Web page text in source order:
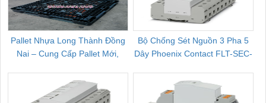
Pallet Nhựa Long Thành Đồng
Nai – Cung Cấp Pallet Mới,
Bộ Chống Sét Nguồn 3 Pha 5
Dây Phoenix Contact FLT-SEC-